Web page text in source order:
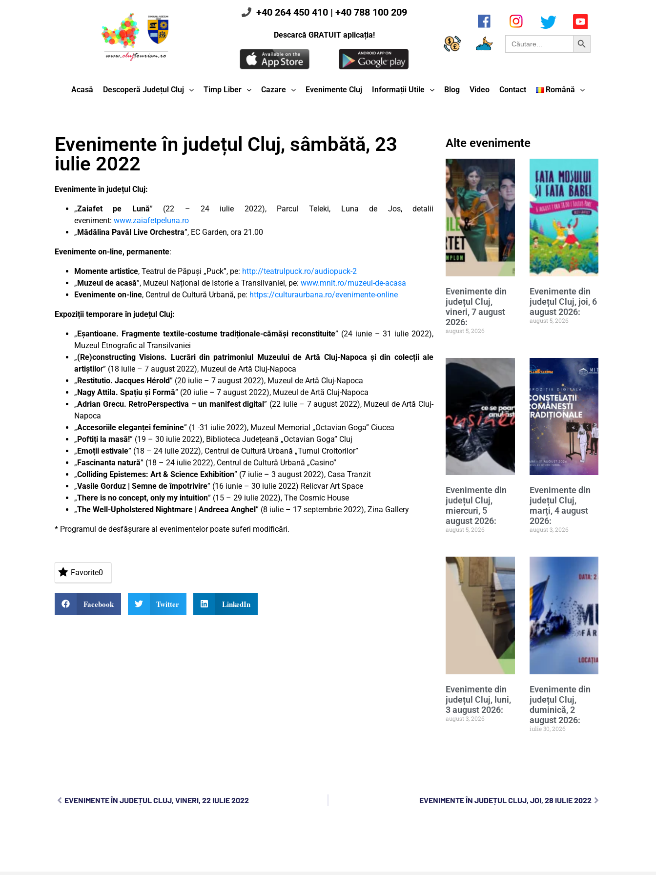
+40 264 450 410 | +40 788 100 209
Descarcă GRATUIT aplicația! Search
for:
Search Button
Acasă Descoperă Județul Cluj Timp Liber Cazare Evenimente Cluj Informații Utile Blog Video Contact Română
Evenimente în județul Cluj, sâmbătă, 23
iulie 2022
Evenimente în județul Cluj:
„Zaiafet pe Lună” (22 – 24 iulie 2022), Parcul Teleki, Luna de Jos, detalii
eveniment: www.zaiafetpeluna.ro
„ Mădălina Pavăl Live Orchestra”, EC Garden, ora 21.00
Evenimente on-line, permanente:
Momente artistice, Teatrul de Păpuși „Puck”, pe: http://teatrulpuck.ro/audiopuck-2
„ Muzeul de acasă”, Muzeul Național de Istorie a Transilvaniei, pe: www.mnit.ro/muzeul-de-acasa
Evenimente on-line, Centrul de Cultură Urbană, pe: https://culturaurbana.ro/evenimente-online
Expoziții temporare în județul Cluj:
„ Eșantioane. Fragmente textile-costume tradiționale-cămăși reconstituite” (24 iunie – 31 iulie 2022),
Muzeul Etnografic al Transilvaniei
„(Re)constructing Visions. Lucrări din patrimoniul Muzeului de Artă Cluj-Napoca și din colecții ale
artiștilor” (18 iulie – 7 august 2022), Muzeul de Artă Cluj-Napoca
„ Restitutio. Jacques Hérold” (20 iulie – 7 august 2022), Muzeul de Artă Cluj-Napoca
„ Nagy Attila. Spațiu și Formă” (20 iulie – 7 august 2022), Muzeul de Artă Cluj-Napoca
„Adrian Grecu. RetroPerspectiva – un manifest digital” (22 iulie – 7 august 2022), Muzeul de Artă Cluj-
Napoca
„Accesoriile eleganței feminine” (1 -31 iulie 2022), Muzeul Memorial „Octavian Goga” Ciucea
„ Poftiți la masă!” (19 – 30 iulie 2022), Biblioteca Județeană „Octavian Goga” Cluj
„ Emoții estivale” (18 – 24 iulie 2022), Centrul de Cultură Urbană „Turnul Croitorilor”
„ Fascinanta natură” (18 – 24 iulie 2022), Centrul de Cultură Urbană „Casino”
„Colliding Epistemes: Art & Science Exhibition” (7 iulie – 3 august 2022), Casa Tranzit
„Vasile Gorduz | Semne de împotrivire” (16 iunie – 30 iulie 2022) Relicvar Art Space
„There is no concept, only my intuition” (15 – 29 iulie 2022), The Cosmic House
„The Well-Upholstered Nightmare | Andreea Anghel ” (8 iulie – 17 septembrie 2022), Zina Gallery
* Programul de desfășurare al evenimentelor poate suferi modificări.
Favorite0
Facebook Twitter LinkedIn
Alte evenimente
Evenimente din
județul Cluj,
vineri, 7 august
2026:
august 5, 2026
Evenimente din
județul Cluj, joi, 6
august 2026:
august 5, 2026
Evenimente din
județul Cluj,
miercuri, 5
august 2026:
august 5, 2026
Evenimente din
județul Cluj,
marți, 4 august
2026:
august 3, 2026
Evenimente din
județul Cluj, luni,
3 august 2026:
august 3, 2026
Evenimente din
județul Cluj,
duminică, 2
august 2026:
iulie 30, 2026
EVENIMENTE ÎN JUDEȚUL CLUJ, VINERI, 22 IULIE 2022 EVENIMENTE ÎN JUDEȚUL CLUJ, JOI, 28 IULIE 2022